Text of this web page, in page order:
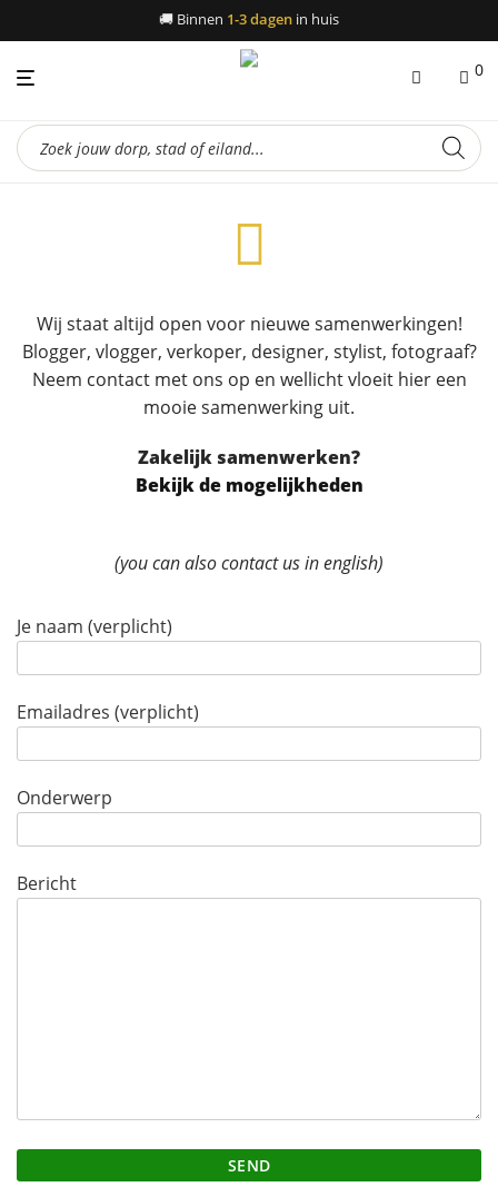
🚚 Binnen 1-3 dagen in huis
0
Producten
zoeken
Wij staat altijd open voor nieuwe samenwerkingen!
Blogger, vlogger, verkoper, designer, stylist, fotograaf?
Neem contact met ons op en wellicht vloeit hier een
mooie samenwerking uit.
Zakelijk samenwerken?
Bekijk de mogelijkheden
(you can also contact us in english)
Je naam (verplicht)
Emailadres (verplicht)
Onderwerp
Bericht